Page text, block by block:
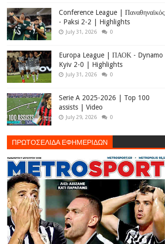
Conference League | Παναθηναϊκός
- Paksi 2-2 | Highlights
July 31, 2026 0
Europa League | ΠΑΟΚ - Dynamo
Kyiv 2-0 | Highlights
July 31, 2026 0
Serie A 2025-2026 | Top 100
assists | Video
July 29, 2026 0
ΠΡΩΤΟΣΕΛΙΔΑ ΕΦΗΜΕΡΙΔΩΝ